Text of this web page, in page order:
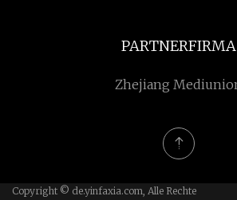
PARTNERFIRMA
Zhejiang Mediunion
Copyright © de.yinfaxia.com, Alle Rechte